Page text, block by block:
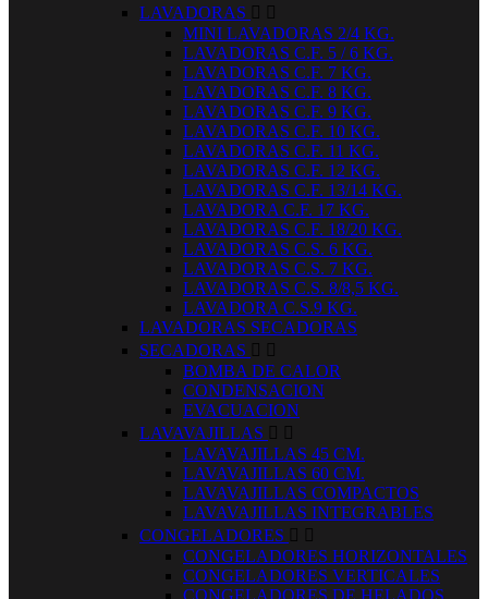
LAVADORAS  
MINI LAVADORAS 2/4 KG.
LAVADORAS C.F. 5 / 6 KG.
LAVADORAS C.F. 7 KG.
LAVADORAS C.F. 8 KG.
LAVADORAS C.F. 9 KG.
LAVADORAS C.F. 10 KG.
LAVADORAS C.F. 11 KG.
LAVADORAS C.F. 12 KG.
LAVADORAS C.F. 13/14 KG.
LAVADORA C.F. 17 KG.
LAVADORAS C.F. 18/20 KG.
LAVADORAS C.S. 6 KG.
LAVADORAS C.S. 7 KG.
LAVADORAS C.S. 8/8,5 KG.
LAVADORA C.S.9 KG.
LAVADORAS SECADORAS
SECADORAS  
BOMBA DE CALOR
CONDENSACION
EVACUACION
LAVAVAJILLAS  
LAVAVAJILLAS 45 CM.
LAVAVAJILLAS 60 CM.
LAVAVAJILLAS COMPACTOS
LAVAVAJILLAS INTEGRABLES
CONGELADORES  
CONGELADORES HORIZONTALES
CONGELADORES VERTICALES
CONGELADORES DE HELADOS